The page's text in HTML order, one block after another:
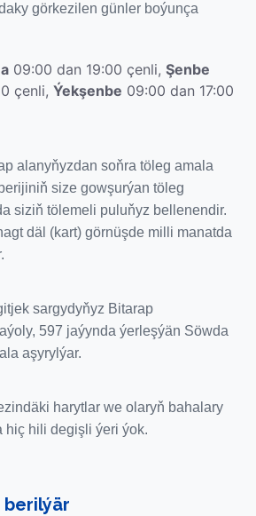
görkezilen günler boýunça
09:00 dan 19:00 çenli, Şenbe
çenli, Ýekşenbe 09:00 dan 17:00
alanyňyzdan soňra töleg amala
size gowşurýan töleg
siziň tölemeli puluňyz bellenendir.
däl (kart) görnüşde milli manatda
sargydyňyz Bitarap
597 jaýynda ýerleşýän Söwda
aşyrylýar.
harytlar we olaryň bahalary
hiç hili degişli ýeri ýok.
berilýär